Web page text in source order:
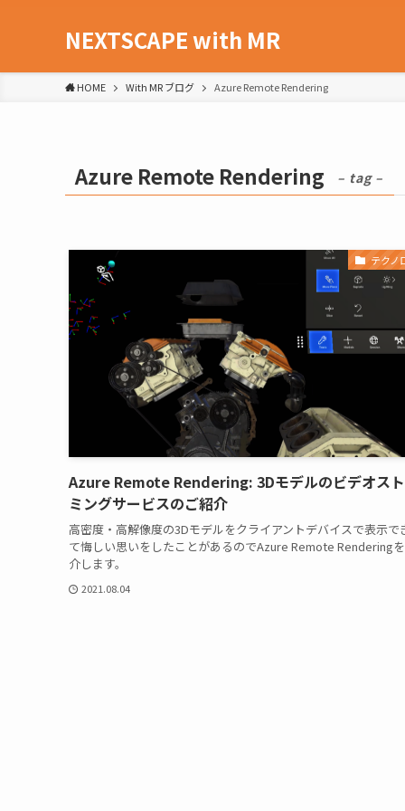
NEXTSCAPE with MR
HOME With MR ブログ Azure Remote Rendering
Azure Remote Rendering – tag –
テクノ
Azure Remote Rendering: 3Dモデルのビデオス
ミングサービスのご紹介
高密度・高解像度の3Dモデルをクライアントデバイスで表示で
て悔しい思いをしたことがあるのでAzure Remote Rendering
介します。
2021.08.04